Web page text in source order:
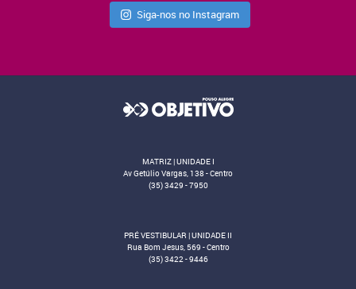
Siga-nos no Instagram
MATRIZ | UNIDADE I
Av Getúlio Vargas, 138 - Centro
(35) 3429 - 7950
PRÉ VESTIBULAR | UNIDADE II
Rua Bom Jesus, 569 - Centro
(35) 3422 - 9446